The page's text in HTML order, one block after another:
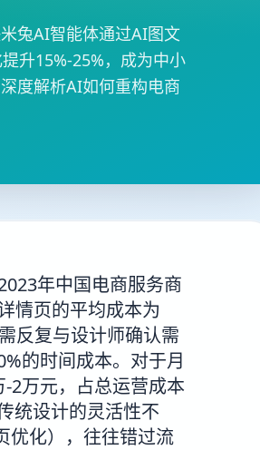
兔AI智能体通过AI图文
升15%-25%，成为中小
度解析AI如何重构电商
年中国电商服务商
情页的平均成本为
反复与设计师确认需
的时间成本。对于月
2万元，占总运营成本
统设计的灵活性不
优化），往往错过流